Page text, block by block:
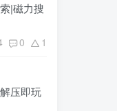
|磁力搜
0 1
压即玩